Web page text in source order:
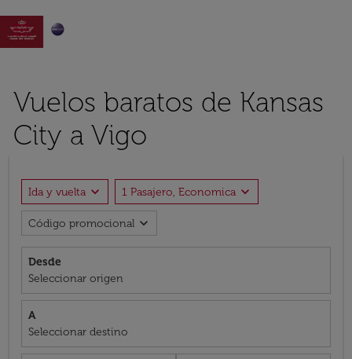

Vuelos baratos de Kansas
City a Vigo
Ida y vuelta expand_more 1 Pasajero, Economica expand_more
Código promocional expand_more
Desde
Seleccionar origen
A
Seleccionar destino